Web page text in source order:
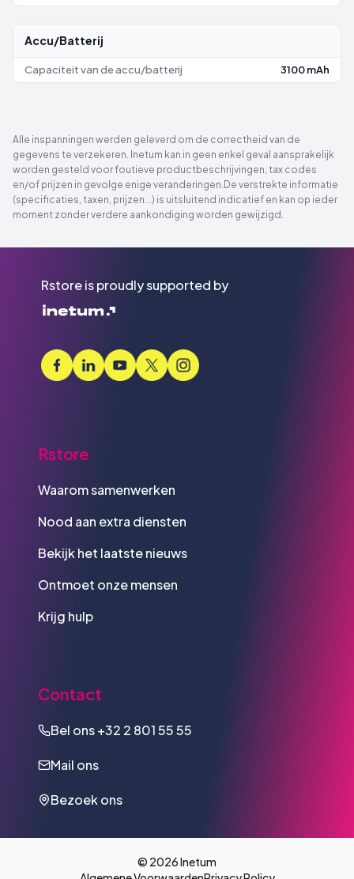
Accu/Batterij
Capaciteit van de accu/batterij 3100 mAh
Alle inspanningen werden geleverd om de correctheid van de
gegevens te verzekeren. Inetum kan in geen enkel geval aansprakelijk
worden gesteld voor foutieve productbeschrijvingen, tax codes
en/of prijzen in gevolge enige veranderingen.De verstrekte informatie
(specificaties, taxen, prijzen...) is uitsluitend indicatief en kan op ieder
moment zonder verdere aankondiging worden gewijzigd.
Rstore is proudly supported by
Rstore
Waarom samenwerken
Nood aan extra diensten
Bekijk het laatste nieuws
Ontmoet onze mensen
Krijg hulp
Contact
Bel ons+32 2 801 55 55
Mail ons
Bezoek ons
© 2026 Inetum